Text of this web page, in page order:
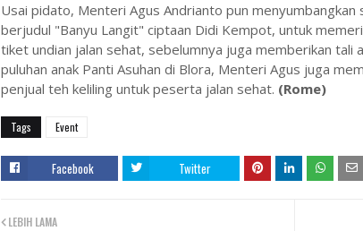
Usai pidato, Menteri Agus Andrianto pun menyumbangkan
berjudul "Banyu Langit" ciptaan Didi Kempot, untuk
tiket undian jalan sehat, sebelumnya juga memberikan tali
puluhan anak Panti Asuhan di Blora, Menteri Agus juga
penjual teh keliling untuk peserta jalan sehat. (Rome)
Tags Event
Facebook Twitter
LEBIH LAMA